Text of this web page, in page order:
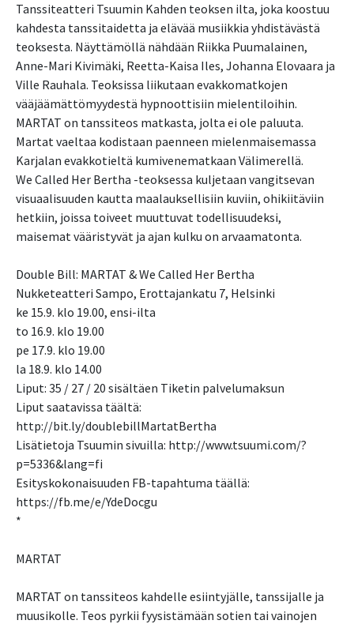
Tanssiteatteri Tsuumin Kahden teoksen ilta, joka koostuu
kahdesta tanssitaidetta ja elävää musiikkia yhdistävästä
teoksesta. Näyttämöllä nähdään Riikka Puumalainen,
Anne-Mari Kivimäki, Reetta-Kaisa Iles, Johanna Elovaara ja
Ville Rauhala. Teoksissa liikutaan evakkomatkojen
vääjäämättömyydestä hypnoottisiin mielentiloihin.
MARTAT on tanssiteos matkasta, jolta ei ole paluuta.
Martat vaeltaa kodistaan paenneen mielenmaisemassa
Karjalan evakkotieltä kumivenematkaan Välimerellä.
We Called Her Bertha -teoksessa kuljetaan vangitsevan
visuaalisuuden kautta maalauksellisiin kuviin, ohikiitäviin
hetkiin, joissa toiveet muuttuvat todellisuudeksi,
maisemat vääristyvät ja ajan kulku on arvaamatonta.
Double Bill: MARTAT & We Called Her Bertha
Nukketeatteri Sampo, Erottajankatu 7, Helsinki
ke 15.9. klo 19.00, ensi-ilta
to 16.9. klo 19.00
pe 17.9. klo 19.00
la 18.9. klo 14.00
Liput: 35 / 27 / 20 sisältäen Tiketin palvelumaksun
Liput saatavissa täältä:
http://bit.ly/doublebillMartatBertha
Lisätietoja Tsuumin sivuilla: http://www.tsuumi.com/?
p=5336&lang=fi
Esityskokonaisuuden FB-tapahtuma täällä:
https://fb.me/e/YdeDocgu
*
MARTAT
MARTAT on tanssiteos kahdelle esiintyjälle, tanssijalle ja
muusikolle. Teos pyrkii fyysistämään sotien tai vainojen